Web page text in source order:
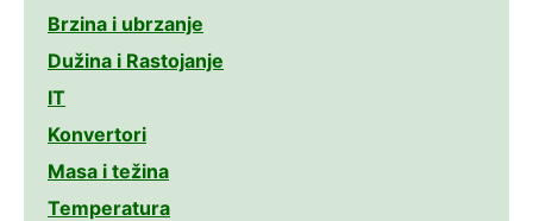
Brzina i ubrzanje
Dužina i Rastojanje
IT
Konvertori
Masa i težina
Temperatura